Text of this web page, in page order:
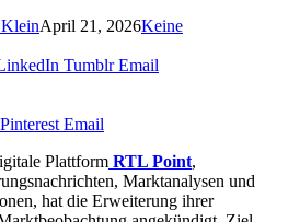
April 21, 2026Keine
Tumblr Email
Pinterest Email
Plattform RTL Point,
Marktanalysen und
hat die Erweiterung ihrer